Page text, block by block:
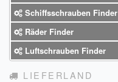
Schiffsschrauben Finder
Räder Finder
Luftschrauben Finder
LIEFERLAND